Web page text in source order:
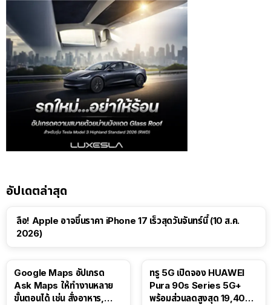
อัปเดตล่าสุด
ลือ! Apple อาจขึ้นราคา iPhone 17 เร็วสุดวันจันทร์นี้ (10 ส.ค.
2026)
Google Maps อัปเกรด
Ask Maps ให้ทำงานหลาย
ขั้นตอนได้ เช่น สั่งอาหาร,
ทรู 5G เปิดจอง HUAWEI
Pura 90s Series 5G+
พร้อมส่วนลดสูงสุด 19,400